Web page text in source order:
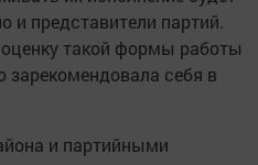
и представители партий.
такой формы работы
себя в
и партийными